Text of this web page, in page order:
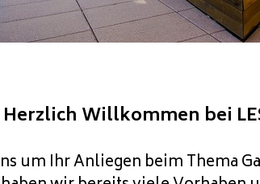
Herzlich Willkommen bei
um Ihr Anliegen beim Thema